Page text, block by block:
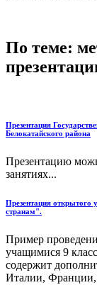
По теме:
Презентация
Белокатайского района
Презентацию
занятиях...
Презентация открытого
странам".
Пример
учащимися 9
содержит
Италии, Франции,